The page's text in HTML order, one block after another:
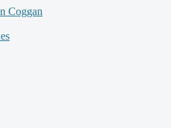
Coggan